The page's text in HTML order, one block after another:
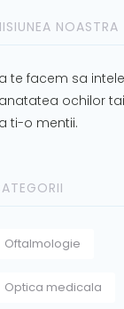
NOASTRA
te facem sa
ochilor
ti-o mentii.
Oftalmologie
Optica medicala